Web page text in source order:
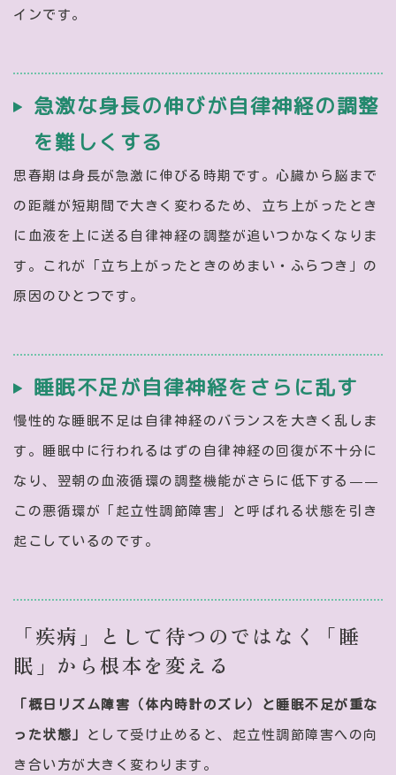
インです。
急激な身長の伸びが自律神経の調整
を難しくする
思春期は身長が急激に伸びる時期です。心臓から脳まで
の距離が短期間で大きく変わるため、立ち上がったとき
に血液を上に送る自律神経の調整が追いつかなくなりま
す。これが「立ち上がったときのめまい・ふらつき」の
原因のひとつです。
睡眠不足が自律神経をさらに乱す
慢性的な睡眠不足は自律神経のバランスを大きく乱しま
す。睡眠中に行われるはずの自律神経の回復が不十分に
なり、翌朝の血液循環の調整機能がさらに低下する——
この悪循環が「起立性調節障害」と呼ばれる状態を引き
起こしているのです。
「疾病」として待つのではなく「睡
眠」から根本を変える
「概日リズム障害（体内時計のズレ）と睡眠不足が重な
った状態」 として受け止めると、起立性調節障害への向
き合い方が大きく変わります。